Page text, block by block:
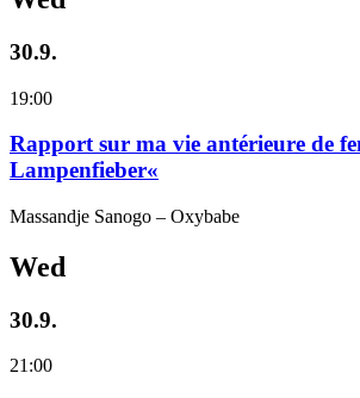
30.9.
19:00
Rapport sur ma vie antérieure de
Lampenfieber«
Massandje Sanogo – Oxybabe
Wed
30.9.
21:00